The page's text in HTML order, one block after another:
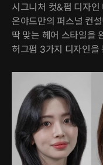
시그니처 컷&펌 디자
온야드만의 퍼스널 컨
딱 맞는 헤어 스타일을
허그펌 3가지 디자인을